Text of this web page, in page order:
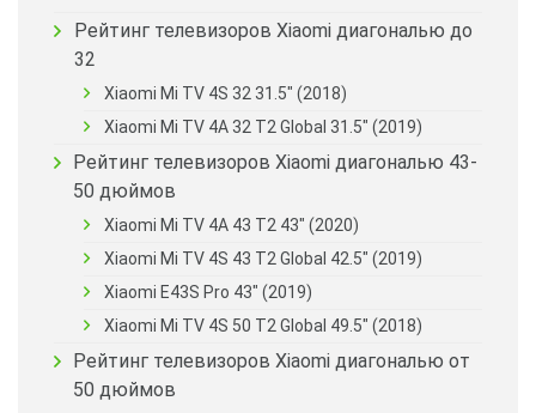
Рейтинг телевизоров Xiaomi диагональю до
32
Xiaomi Mi TV 4S 32 31.5″ (2018)
Xiaomi Mi TV 4A 32 T2 Global 31.5″ (2019)
Рейтинг телевизоров Xiaomi диагональю 43-
50 дюймов
Xiaomi Mi TV 4A 43 T2 43″ (2020)
Xiaomi Mi TV 4S 43 T2 Global 42.5″ (2019)
Xiaomi E43S Pro 43″ (2019)
Xiaomi Mi TV 4S 50 T2 Global 49.5″ (2018)
Рейтинг телевизоров Xiaomi диагональю от
50 дюймов